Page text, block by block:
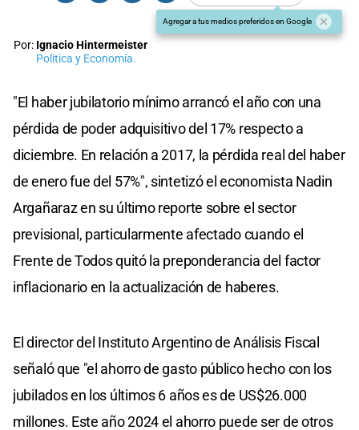
Agregar a tus medios preferidos en Google
Por: Ignacio Hintermeister
Politica y Economía.
"El haber jubilatorio mínimo arrancó el año con una
pérdida de poder adquisitivo del 17% respecto a
diciembre. En relación a 2017, la pérdida real del haber
de enero fue del 57%", sintetizó el economista Nadin
Argañaraz en su último reporte sobre el sector
previsional, particularmente afectado cuando el
Frente de Todos quitó la preponderancia del factor
inflacionario en la actualización de haberes.
El director del Instituto Argentino de Análisis Fiscal
señaló que "el ahorro de gasto público hecho con los
jubilados en los últimos 6 años es de US$26.000
millones. Este año 2024 el ahorro puede ser de otros